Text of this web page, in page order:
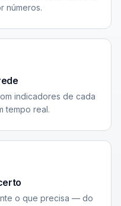
números.
indicadores de cada
tempo real.
o que precisa — do